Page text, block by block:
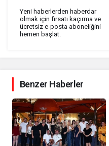
Yeni haberlerden haberdar
olmak için fırsatı kaçırma ve
ücretsiz e-posta aboneliğini
hemen başlat.
Benzer Haberler